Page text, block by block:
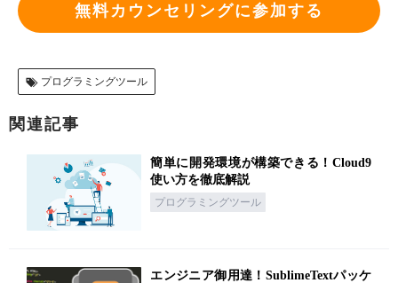
無料カウンセリングに参加する
プログラミングツール
関連記事
簡単に開発環境が構築できる！Cloud9
使い方を徹底解説
プログラミングツール
エンジニア御用達！SublimeTextパッケ